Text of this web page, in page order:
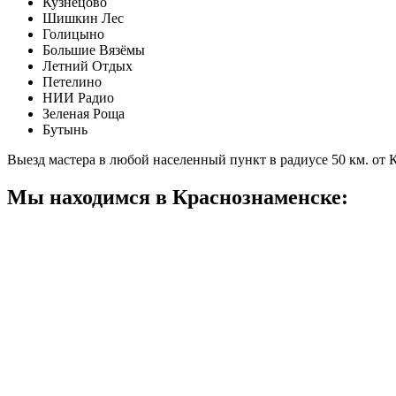
Шишкин Лес
Голицыно
Большие Вязёмы
Летний Отдых
Петелино
НИИ Радио
Зеленая Роща
Бутынь
Выезд мастера в любой населенный пункт в радиусе 50 км. от
Мы находимся в Краснознаменске: